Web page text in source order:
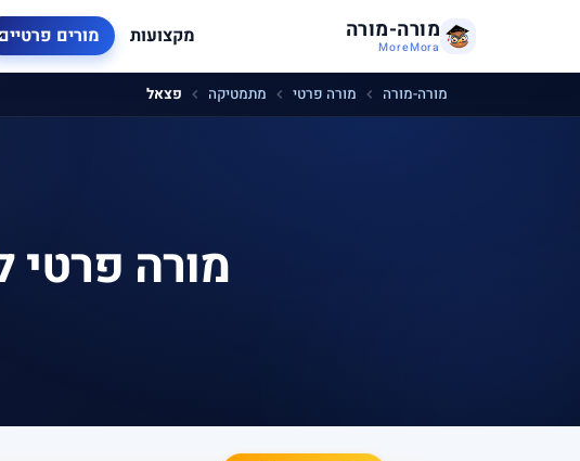
מורה-מורה
MoreMora מקצועות מורים
מורה-מורה מורה פרטי מתמטיקה פצאל
מורה